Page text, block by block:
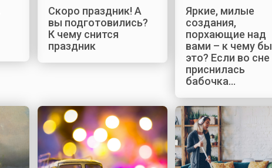
Скоро праздник! А
вы подготовились?
К чему снится
праздник
Яркие, милые
создания,
порхающие над
вами – к чему бы
это? Если во сне
приснилась
бабочка…